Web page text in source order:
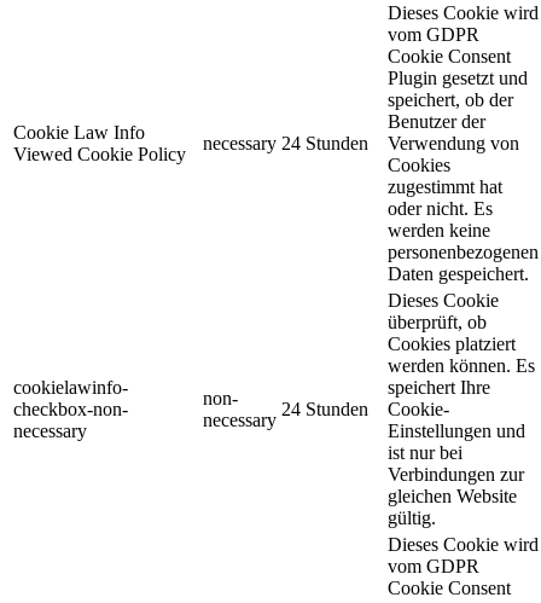
Cookie Law Info
Viewed Cookie Policy
necessary 24 Stunden
Dieses Cookie wird
vom GDPR
Cookie Consent
Plugin gesetzt und
speichert, ob der
Benutzer der
Verwendung von
Cookies
zugestimmt hat
oder nicht. Es
werden keine
personenbezogenen
Daten gespeichert.
cookielawinfo-
checkbox-non-
necessary
non-
necessary
24 Stunden
Dieses Cookie
überprüft, ob
Cookies platziert
werden können. Es
speichert Ihre
Cookie-
Einstellungen und
ist nur bei
Verbindungen zur
gleichen Website
gültig.
Dieses Cookie wird
vom GDPR
Cookie Consent